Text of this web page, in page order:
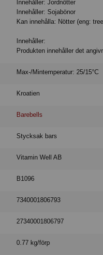
Innehåller: Jordnötter
Innehåller: Sojabönor
Kan innehålla: Nötter (eng:
Innehåller:
Produkten innehåller det
Max-/Mintemperatur: 25/15°C
Kroatien
Barebells
Stycksak bars
Vitamin Well AB
B1096
7340001806793
27340001806797
0.77 kg/förp